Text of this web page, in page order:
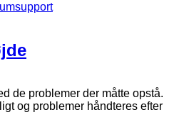
de problemer der måtte opstå.
og problemer håndteres efter